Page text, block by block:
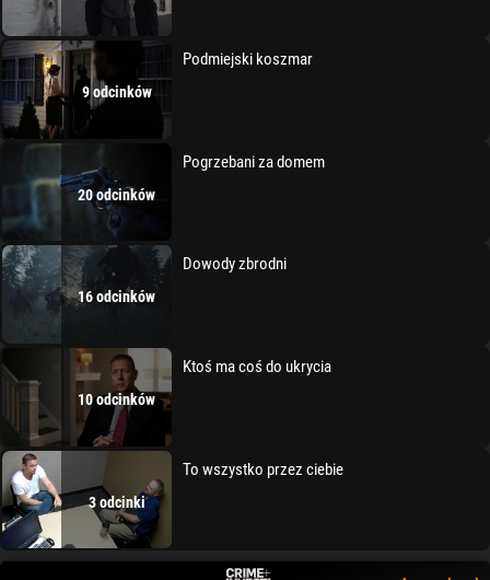
9 odcinków
Podmiejski koszmar
20 odcinków
Pogrzebani za domem
16 odcinków
Dowody zbrodni
10 odcinków
Ktoś ma coś do ukrycia
3 odcinki
To wszystko przez ciebie